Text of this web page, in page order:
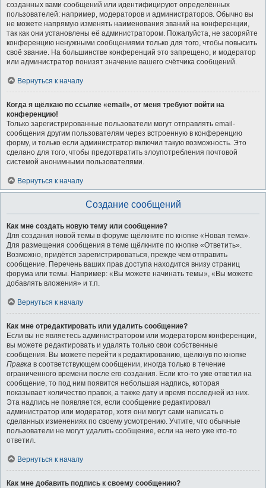
созданных вами сообщений или идентифицируют определённых
пользователей: например, модераторов и администраторов. Обычно вы
не можете напрямую изменять наименования званий на конференции,
так как они установлены её администратором. Пожалуйста, не засоряйте
конференцию ненужными сообщениями только для того, чтобы повысить
своё звание. На большинстве конференций это запрещено, и модератор
или администратор понизят значение вашего счётчика сообщений.
Вернуться к началу
Когда я щёлкаю по ссылке «email», от меня требуют войти на
конференцию!
Только зарегистрированные пользователи могут отправлять email-
сообщения другим пользователям через встроенную в конференцию
форму, и только если администратор включил такую возможность. Это
сделано для того, чтобы предотвратить злоупотребления почтовой
системой анонимными пользователями.
Вернуться к началу
Создание сообщений
Как мне создать новую тему или сообщение?
Для создания новой темы в форуме щёлкните по кнопке «Новая тема».
Для размещения сообщения в теме щёлкните по кнопке «Ответить».
Возможно, придётся зарегистрироваться, прежде чем отправить
сообщение. Перечень ваших прав доступа находится внизу страниц
форума или темы. Например: «Вы можете начинать темы», «Вы можете
добавлять вложения» и т.п.
Вернуться к началу
Как мне отредактировать или удалить сообщение?
Если вы не являетесь администратором или модератором конференции,
вы можете редактировать и удалять только свои собственные
сообщения. Вы можете перейти к редактированию, щёлкнув по кнопке
Правка в соответствующем сообщении, иногда только в течение
ограниченного времени после его создания. Если кто-то уже ответил на
сообщение, то под ним появится небольшая надпись, которая
показывает количество правок, а также дату и время последней из них.
Эта надпись не появляется, если сообщение редактировал
администратор или модератор, хотя они могут сами написать о
сделанных изменениях по своему усмотрению. Учтите, что обычные
пользователи не могут удалить сообщение, если на него уже кто-то
ответил.
Вернуться к началу
Как мне добавить подпись к своему сообщению?